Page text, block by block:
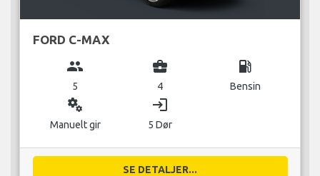
FORD C-MAX
group
5
business_center
4
local_gas_station
Bensin
miscellaneous_services
Manuelt gir
login
5 Dør
SE DETALJER...